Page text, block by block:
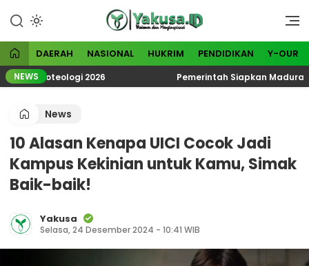
konten
Yakusa
Visioner dan Menginspirasi
DAERAH NASIONAL HUKRIM PENDIDIKAN Y-OUR
NEWS
Ekoteologi 2026 Pemerintah Siapkan Madura Jadi
News
10 Alasan Kenapa UICI Cocok Jadi
Kampus Kekinian untuk Kamu, Simak
Baik-baik!
Yakusa
Selasa, 24 Desember 2024 - 10:41 WIB